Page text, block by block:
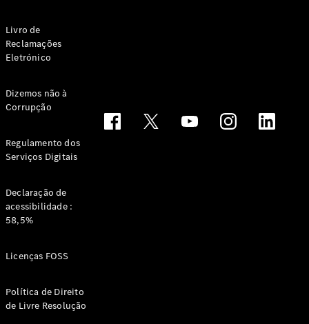
Livro de
Reclamações
Eletrónico
Dizemos não à
Corrupção
Regulamento dos
Serviços Digitais
Declaração de
acessibilidade :
58,5%
Licenças FOSS
Política de Direito
de Livre Resolução